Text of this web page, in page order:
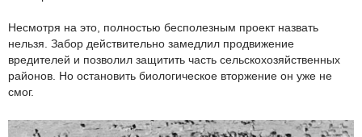
Несмотря на это, полностью бесполезным проект назвать
нельзя. Забор действительно замедлил продвижение
вредителей и позволил защитить часть сельскохозяйственных
районов. Но остановить биологическое вторжение он уже не
смог.